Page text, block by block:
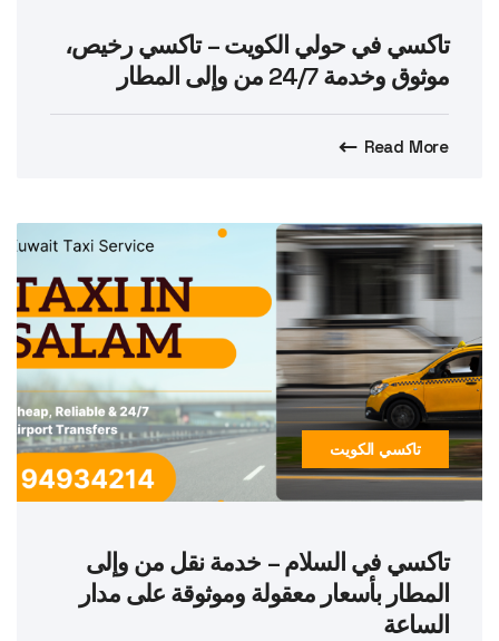
تاكسي في حولي الكويت – تاكسي رخيص،
موثوق وخدمة 24/7 من وإلى المطار
Read More
تاكسي الكويت
تاكسي في السلام – خدمة نقل من وإلى
المطار بأسعار معقولة وموثوقة على مدار
الساعة